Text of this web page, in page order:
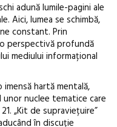
adună lumile-pagini ale
Aici, lumea se schimbă,
constant. Prin
perspectivă profundă
mediului informațional
hartă mentală,
nuclee tematice care
„Kit de supraviețuire”
în discuție